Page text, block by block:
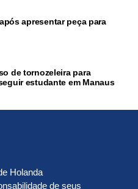
apresentar peça para
de tornozeleira para
estudante em Manaus
Holanda
de seus